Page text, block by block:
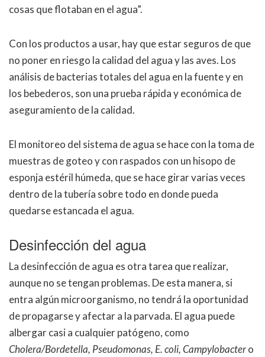
cosas que flotaban en el agua”.
Con los productos a usar, hay que estar seguros de que
no poner en riesgo la calidad del agua y las aves. Los
análisis de bacterias totales del agua en la fuente y en
los bebederos, son una prueba rápida y económica de
aseguramiento de la calidad.
El monitoreo del sistema de agua se hace con la toma de
muestras de goteo y con raspados con un hisopo de
esponja estéril húmeda, que se hace girar varias veces
dentro de la tubería sobre todo en donde pueda
quedarse estancada el agua.
Desinfección del agua
La desinfección de agua es otra tarea que realizar,
aunque no se tengan problemas. De esta manera, si
entra algún microorganismo, no tendrá la oportunidad
de propagarse y afectar a la parvada. El agua puede
albergar casi a cualquier patógeno, como
Cholera/Bordetella, Pseudomonas, E. coli, Campylobactero